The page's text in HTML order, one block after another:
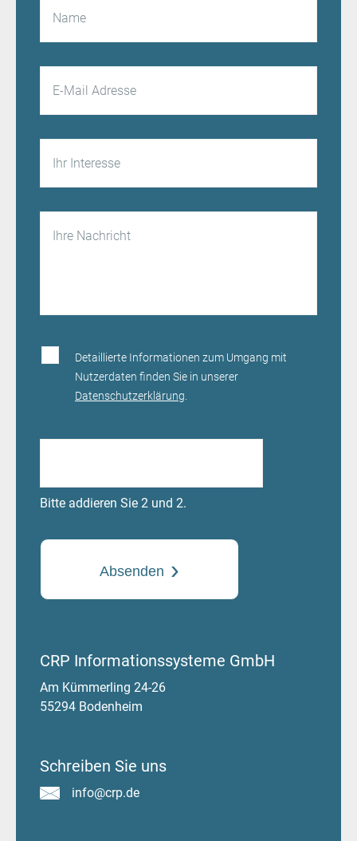
Detaillierte Informationen zum Umgang mit
Nutzerdaten finden Sie in unserer
Datenschutzerklärung
Bitte addieren Sie 2 und 2.
Absenden
CRP Informationssysteme GmbH
Am Kümmerling 24-26
55294 Bodenheim
Schreiben Sie uns
info@crp.de